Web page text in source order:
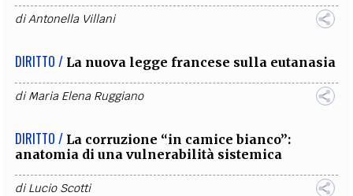
diAntonella Villani
DIRITTO / La nuova legge francese sulla eutanasia
diMaria Elena Ruggiano
DIRITTO / La corruzione “in camice bianco”:
anatomia di una vulnerabilità sistemica
diLucio Scotti